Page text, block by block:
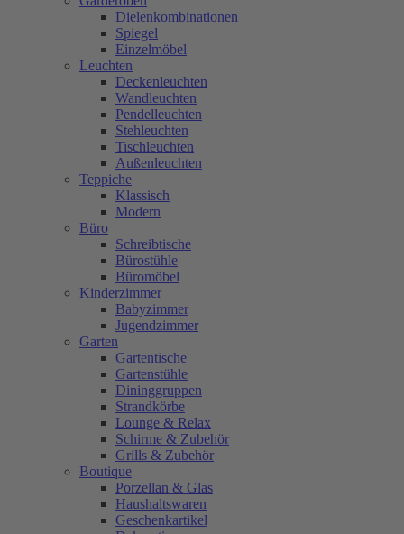
Dielenkombinationen
Spiegel
Einzelmöbel
Leuchten
Deckenleuchten
Wandleuchten
Pendelleuchten
Stehleuchten
Tischleuchten
Außenleuchten
Teppiche
Klassisch
Modern
Büro
Schreibtische
Bürostühle
Büromöbel
Kinderzimmer
Babyzimmer
Jugendzimmer
Garten
Gartentische
Gartenstühle
Dininggruppen
Strandkörbe
Lounge & Relax
Schirme & Zubehör
Grills & Zubehör
Boutique
Porzellan & Glas
Haushaltswaren
Geschenkartikel